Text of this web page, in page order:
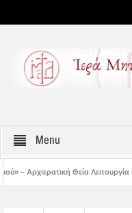
Menu
Λειτουργία στα Καλά Νερά